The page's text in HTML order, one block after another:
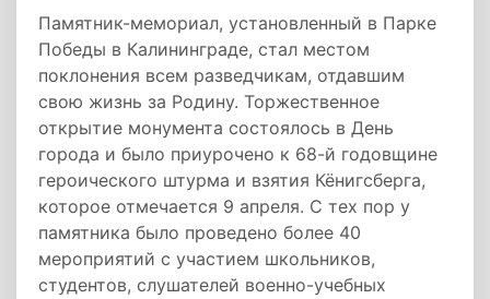
Памятник-мемориал, установленный в Парке
Победы в Калининграде, стал местом
поклонения всем разведчикам, отдавшим
свою жизнь за Родину. Торжественное
открытие монумента состоялось в День
города и было приурочено к 68-й годовщине
героического штурма и взятия Кёнигсберга,
которое отмечается 9 апреля. С тех пор у
памятника было проведено более 40
мероприятий с участием школьников,
студентов, слушателей военно-учебных